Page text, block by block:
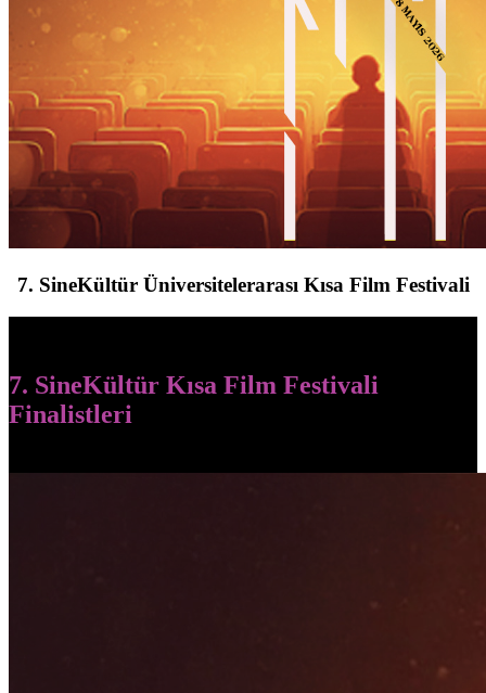
7. SineKültür Üniversitelerarası Kısa Film Festivali
7. SineKültür Kısa Film Festivali
Finalistleri